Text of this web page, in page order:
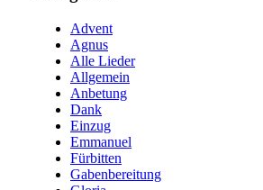
Advent
Agnus
Alle Lieder
Allgemein
Anbetung
Dank
Einzug
Emmanuel
Fürbitten
Gabenbereitung